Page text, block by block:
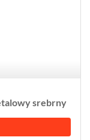
srebrny